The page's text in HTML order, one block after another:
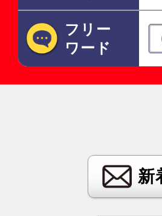
フリー
ワード
新